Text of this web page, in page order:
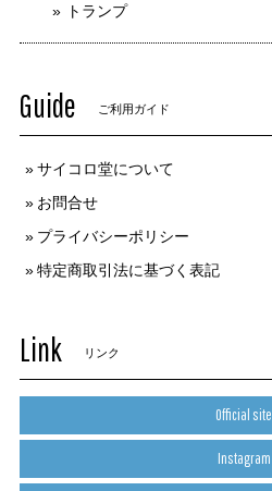
トランプ
Guide ご利用ガイド
サイコロ堂について
お問合せ
プライバシーポリシー
特定商取引法に基づく表記
Link リンク
Official site
Instagram